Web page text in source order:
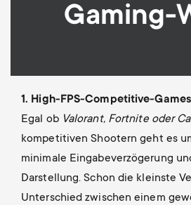
Gaming-
1. High-FPS-Competitive-
Egal ob Valorant, Fortnite oder
kompetitiven Shootern geht es
minimale Eingabeverzögerung
Darstellung. Schon die kleinste
Unterschied zwischen einem